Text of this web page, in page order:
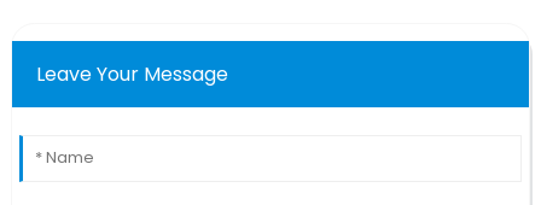
Leave Your Message